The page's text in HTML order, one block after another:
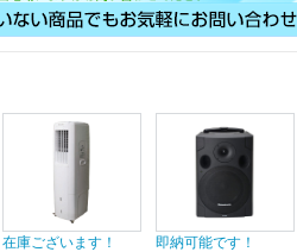
在庫ございます！
即納可能です！